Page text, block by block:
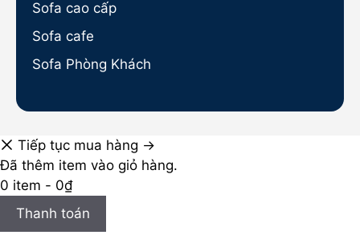
Sofa cao cấp
Sofa cafe
Sofa Phòng Khách
Tiếp tục mua hàng →
Đã thêm item vào giỏ hàng.
0 item - 0₫
Thanh toán